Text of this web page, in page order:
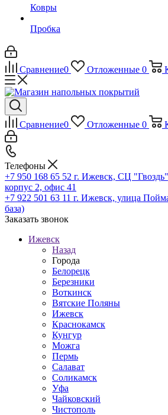
Ковры
Пробка
Сравнение0 Отложенные 0
Сравнение0 Отложенные 0
Телефоны
+7 950 168 65 52 г. Ижевск, СЦ
корпус 2, офис 41
+7 922 501 63 11 г. Ижевск, улица
база)
Заказать звонок
Ижевск
Назад
Города
Белорецк
Березники
Воткинск
Вятские Поляны
Ижевск
Краснокамск
Кунгур
Можга
Пермь
Салават
Соликамск
Уфа
Чайковский
Чистополь